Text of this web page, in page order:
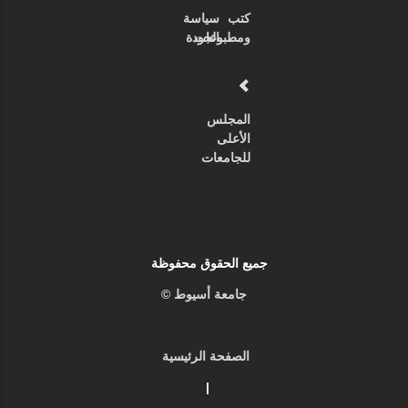
كتب
ومطبوعات
سياسة
الجودة
المجلس
الأعلى
للجامعات
جميع الحقوق محفوظة
جامعة أسيوط ©
الصفحة الرئيسية
|